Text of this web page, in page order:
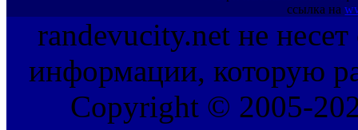
ссылка на
randevucity.net не несет
информации, которую
Copyright © 2005-